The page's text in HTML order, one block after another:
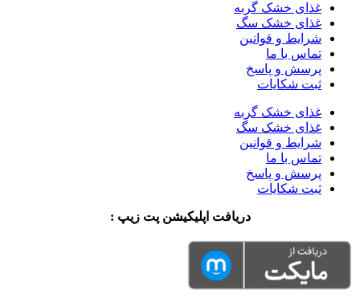
غذای خشک گربه
غذای خشک سگ
شرایط و قوانین
تماس با ما
پرسش و پاسخ
ثبت شکایات
غذای خشک گربه
غذای خشک سگ
شرایط و قوانین
تماس با ما
پرسش و پاسخ
ثبت شکایات
دریافت اپلیکیشن پت زیپ :